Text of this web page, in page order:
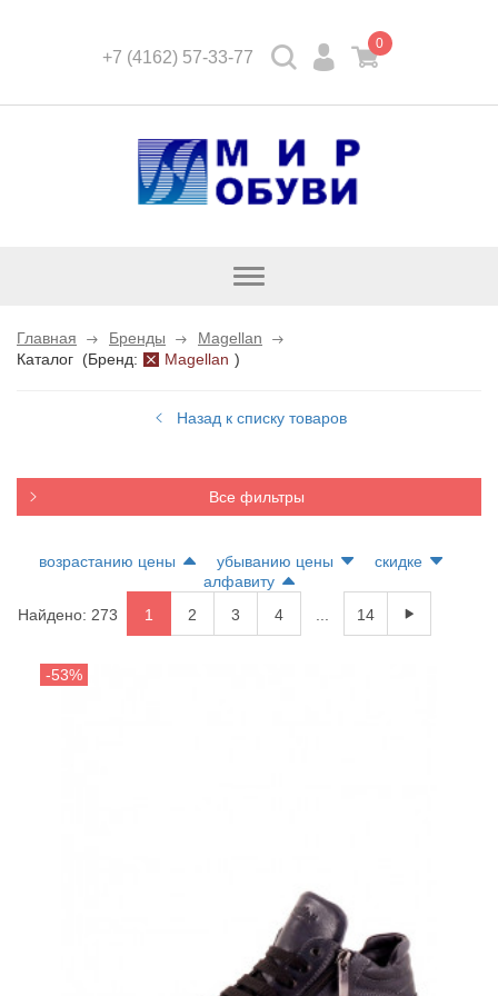
+7 (4162) 57-33-77
0
Открыть
Главная Бренды
Magellan
Каталог (Бренд: Magellan )
Назад к списку товаров
Все фильтры
возрастанию цены убыванию цены
скидке
алфавиту
Найдено: 273
1 2 3 4 14